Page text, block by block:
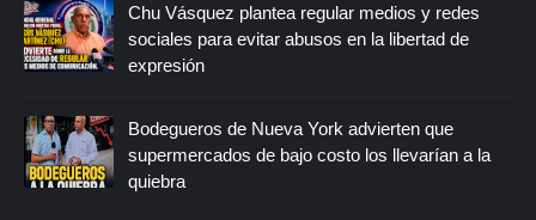
Chu Vásquez plantea regular medios y redes
sociales para evitar abusos en la libertad de
expresión
Bodegueros de Nueva York advierten que
supermercados de bajo costo los llevarían a la
quiebra